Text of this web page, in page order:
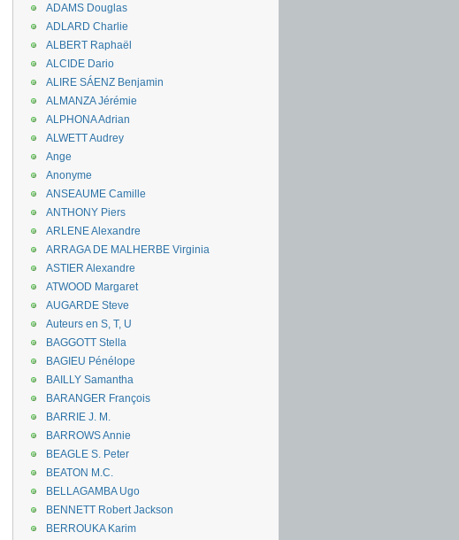
ADAMS Douglas
ADLARD Charlie
ALBERT Raphaël
ALCIDE Dario
ALIRE SÁENZ Benjamin
ALMANZA Jérémie
ALPHONA Adrian
ALWETT Audrey
Ange
Anonyme
ANSEAUME Camille
ANTHONY Piers
ARLENE Alexandre
ARRAGA DE MALHERBE Virginia
ASTIER Alexandre
ATWOOD Margaret
AUGARDE Steve
Auteurs en S, T, U
BAGGOTT Stella
BAGIEU Pénélope
BAILLY Samantha
BARANGER François
BARRIE J. M.
BARROWS Annie
BEAGLE S. Peter
BEATON M.C.
BELLAGAMBA Ugo
BENNETT Robert Jackson
BERROUKA Karim